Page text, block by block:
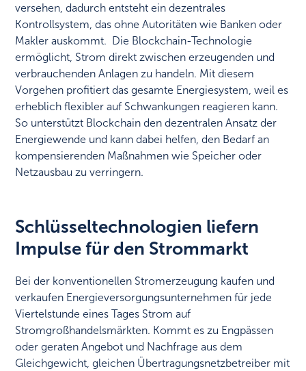
versehen, dadurch entsteht ein dezentrales
Kontrollsystem, das ohne Autoritäten wie Banken oder
Makler auskommt. Die Blockchain-Technologie
ermöglicht, Strom direkt zwischen erzeugenden und
verbrauchenden Anlagen zu handeln. Mit diesem
Vorgehen profitiert das gesamte Energiesystem, weil es
erheblich flexibler auf Schwankungen reagieren kann.
So unterstützt Blockchain den dezentralen Ansatz der
Energiewende und kann dabei helfen, den Bedarf an
kompensierenden Maßnahmen wie Speicher oder
Netzausbau zu verringern.
Schlüsseltechnologien liefern
Impulse für den Strommarkt
Bei der konventionellen Stromerzeugung kaufen und
verkaufen Energieversorgungsunternehmen für jede
Viertelstunde eines Tages Strom auf
Stromgroßhandelsmärkten. Kommt es zu Engpässen
oder geraten Angebot und Nachfrage aus dem
Gleichgewicht, gleichen Übertragungsnetzbetreiber mit